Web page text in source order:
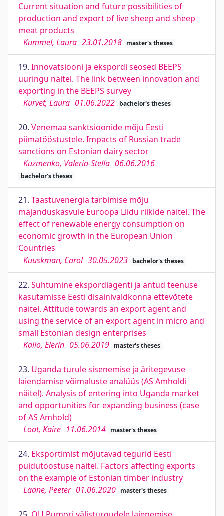
Current situation and future possibilities of
production and export of live sheep and sheep
meat products
Kummel, Laura 23.01.2018 master's theses
19. Innovatsiooni ja ekspordi seosed BEEPS
uuringu näitel. The link between innovation and
exporting in the BEEPS survey
Kurvet, Laura 01.06.2022 bachelor's theses
20. Venemaa sanktsioonide mõju Eesti
piimatööstustele. Impacts of Russian trade
sanctions on Estonian dairy sector
Kuzmenko, Valeria-Stella 06.06.2016
bachelor's theses
21. Taastuvenergia tarbimise mõju
majanduskasvule Euroopa Liidu riikide näitel. The
effect of renewable energy consumption on
economic growth in the European Union
Countries
Kuuskman, Carol 30.05.2023 bachelor's theses
22. Suhtumine ekspordiagenti ja antud teenuse
kasutamisse Eesti disainivaldkonna ettevõtete
näitel. Attitude towards an export agent and
using the service of an export agent in micro and
small Estonian design enterprises
Källo, Elerin 05.06.2019 master's theses
23. Uganda turule sisenemise ja äritegevuse
laiendamise võimaluste analüüs (AS Amholdi
näitel). Analysis of entering into Uganda market
and opportunities for expanding business (case
of AS Amhold)
Loot, Kaire 11.06.2014 master's theses
24. Eksportimist mõjutavad tegurid Eesti
puidutööstuse näitel. Factors affecting exports
on the example of Estonian timber industry
Lääne, Peeter 01.06.2020 master's theses